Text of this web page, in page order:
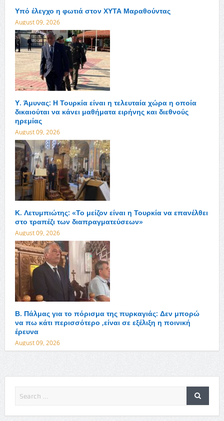
Υπό έλεγχο η φωτιά στον ΧΥΤΑ Μαραθούντας
August 09, 2026
Υ. Άμυνας: Η Τουρκία είναι η τελευταία χώρα η οποία
δικαιούται να κάνει μαθήματα ειρήνης και διεθνούς
ηρεμίας
August 09, 2026
Κ. Λετυμπιώτης: «Το μείζον είναι η Τουρκία να επανέλθει
στο τραπέζι των διαπραγματεύσεων»
August 09, 2026
Β. Πάλμας για το πόρισμα της πυρκαγιάς: Δεν μπορώ
να πω κάτι περισσότερο ,είναι σε εξέλιξη η ποινική
έρευνα
August 09, 2026